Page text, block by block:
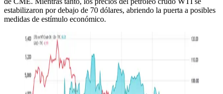
estabilizaron por debajo de 70 dólares, abriendo la puerta a posibles
medidas de estímulo económico.